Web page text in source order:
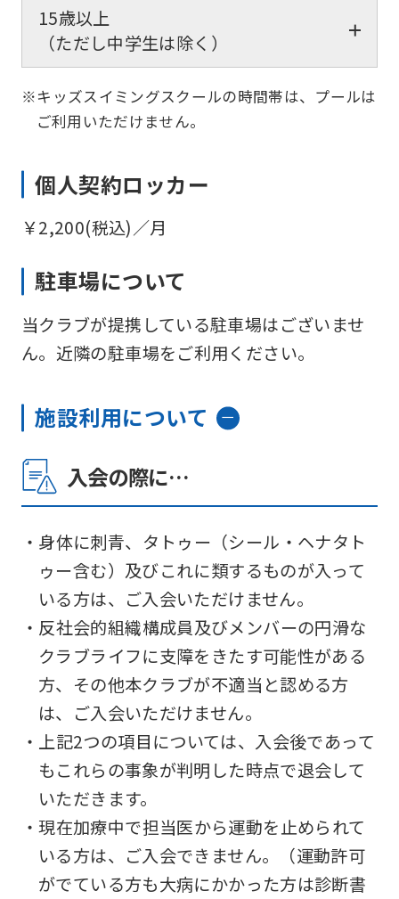
15歳以上
（ただし中学生は除く）
※キッズスイミングスクールの時間帯は、プールは
ご利用いただけません。
個人契約ロッカー
￥2,200(税込)／月
駐車場について
当クラブが提携している駐車場はございませ
ん。近隣の駐車場をご利用ください。
施設利用について
入会の際に…
・身体に刺青、タトゥー（シール・ヘナタト
ゥー含む）及びこれに類するものが入って
いる方は、ご入会いただけません。
・反社会的組織構成員及びメンバーの円滑な
クラブライフに支障をきたす可能性がある
方、その他本クラブが不適当と認める方
は、ご入会いただけません。
・上記2つの項目については、入会後であって
もこれらの事象が判明した時点で退会して
いただきます。
・現在加療中で担当医から運動を止められて
いる方は、ご入会できません。（運動許可
がでている方も大病にかかった方は診断書